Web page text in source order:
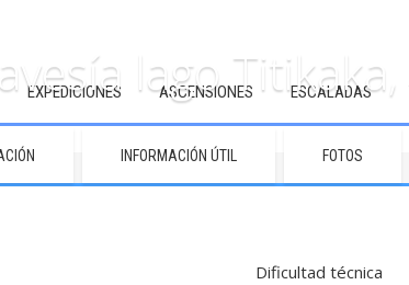
EXPEDICIONES ASCENSIONES ESCALADAS
lago
INFORMACIÓN ÚTIL FOTOS
Dificultad técnica